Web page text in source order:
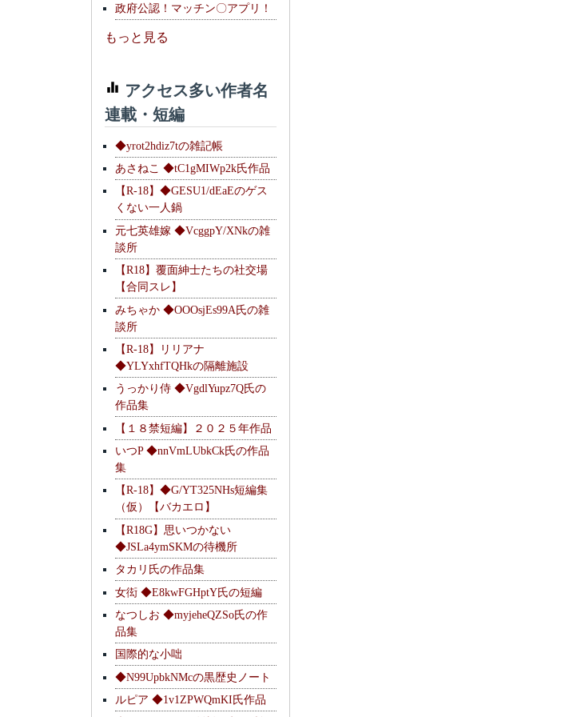
政府公認！マッチン〇アプリ！
もっと見る
アクセス多い作者名
連載・短編
◆yrot2hdiz7tの雑記帳
あさねこ ◆tC1gMIWp2k氏作品
【R-18】◆GESU1/dEaEのゲス
くない一人鍋
元七英雄嫁 ◆VcggpY/XNkの雑
談所
【R18】覆面紳士たちの社交場
【合同スレ】
みちゃか ◆OOOsjEs99A氏の雑
談所
【R-18】リリアナ
◆YLYxhfTQHkの隔離施設
うっかり侍 ◆VgdlYupz7Q氏の
作品集
【１８禁短編】２０２５年作品
いつP ◆nnVmLUbkCk氏の作品
集
【R-18】◆G/YT325NHs短編集
（仮）【バカエロ】
【R18G】思いつかない
◆JSLa4ymSKMの待機所
タカリ氏の作品集
女衒 ◆E8kwFGHptY氏の短編
なつしお ◆myjeheQZSo氏の作
品集
国際的な小咄
◆N99UpbkNMcの黒歴史ノート
ルピア ◆1v1ZPWQmKI氏作品